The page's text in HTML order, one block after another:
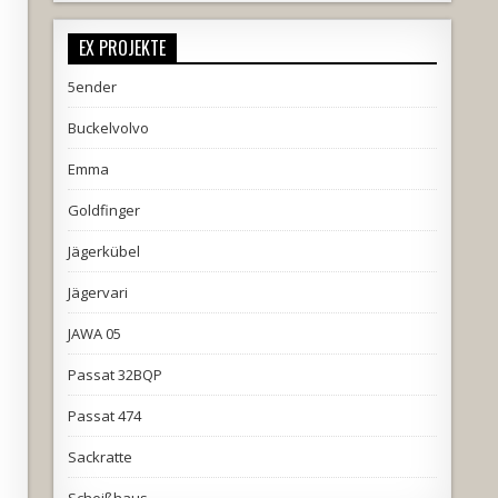
EX PROJEKTE
5ender
Buckelvolvo
Emma
Goldfinger
Jägerkübel
Jägervari
JAWA 05
Passat 32BQP
Passat 474
Sackratte